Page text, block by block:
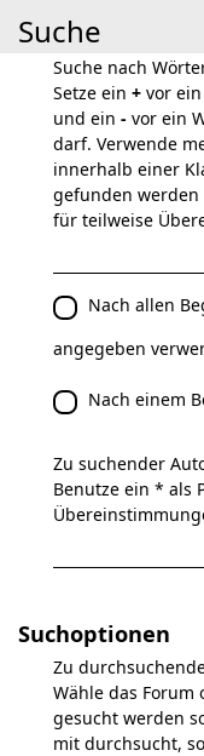
Suche
Suche nach
Setze ein + vor
und ein - vor ein
darf. Verwende
innerhalb einer
gefunden werden
für teilweise
Nach allen
angegeben
Nach einem
Zu suchender
Benutze ein * als
Suchoptionen
Zu
Wähle das Forum
gesucht werden
mit durchsucht,